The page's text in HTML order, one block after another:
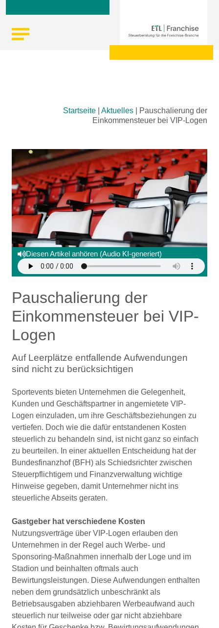
Startseite Aktuelles
Pauschalierung der
Einkommensteuer bei VIP-Logen
Diesen Artikel anhören (Audio KI-generiert)
Pauschalierung der
Einkommensteuer bei VIP-
Logen
Auf Leerplätze entfallende Aufwendungen
sind nicht zu berücksichtigen
Sportevents bieten Unternehmen die Gelegenheit,
Kunden und Geschäftspartner in angemietete VIP-
Logen einzuladen, um ihre Geschäftsbeziehungen zu
vertiefen. Doch wie die dafür entstandenen Kosten
steuerlich zu behandeln sind, ist nicht ganz so einfach
zu beurteilen. In einer aktuellen Entscheidung hat der
Bundesfinanzhof (BFH) als Schiedsrichter zwischen
Steuerpflichtigem und Finanzverwaltung wichtige
Hinweise gegeben, damit Unternehmer nicht ins
steuerliche Abseits geraten.
Gastgeber hat verschiedene Kosten
Nutzungsverträge über VIP-Logen erlauben den
Unternehmen in der Regel auch Werbe- und
Sponsoring-Maßnahmen innerhalb der Loge und im
Stadion und beinhalten oftmals auch
Bewirtungsleistungen. Diese Aufwendungen enthalten
neben dem grundsätzlich unbeschränkt als
Betriebsausgaben abziehbaren Werbeaufwand auch
steuerlich nur teilweise oder gar nicht abziehbare